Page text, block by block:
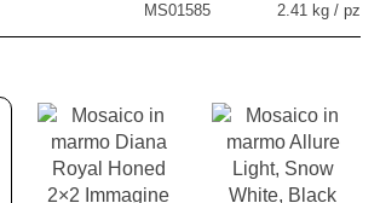
MS01585
2.41 kg / pz